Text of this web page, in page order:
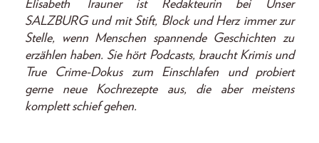
Elisabeth Trauner ist Redakteurin bei Unser
SALZBURG und mit Stift, Block und Herz immer zur
Stelle, wenn Menschen spannende Geschichten zu
erzählen haben. Sie hört Podcasts, braucht Krimis und
True Crime-Dokus zum Einschlafen und probiert
gerne neue Kochrezepte aus, die aber meistens
komplett schief gehen.